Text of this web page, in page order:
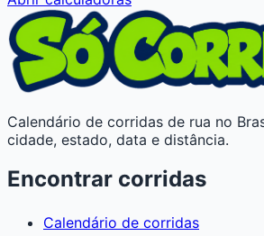
Calendário de corridas de rua no
cidade, estado, data e distância.
Encontrar corridas
Calendário de corridas